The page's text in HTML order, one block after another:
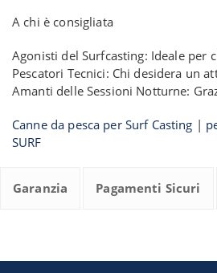
A chi è consigliata
Agonisti del Surfcasting: Ideale per
Pescatori Tecnici: Chi desidera un
Amanti delle Sessioni Notturne:
Canne da pesca per Surf Casting |
SURF
Garanzia Pagamenti Sicuri